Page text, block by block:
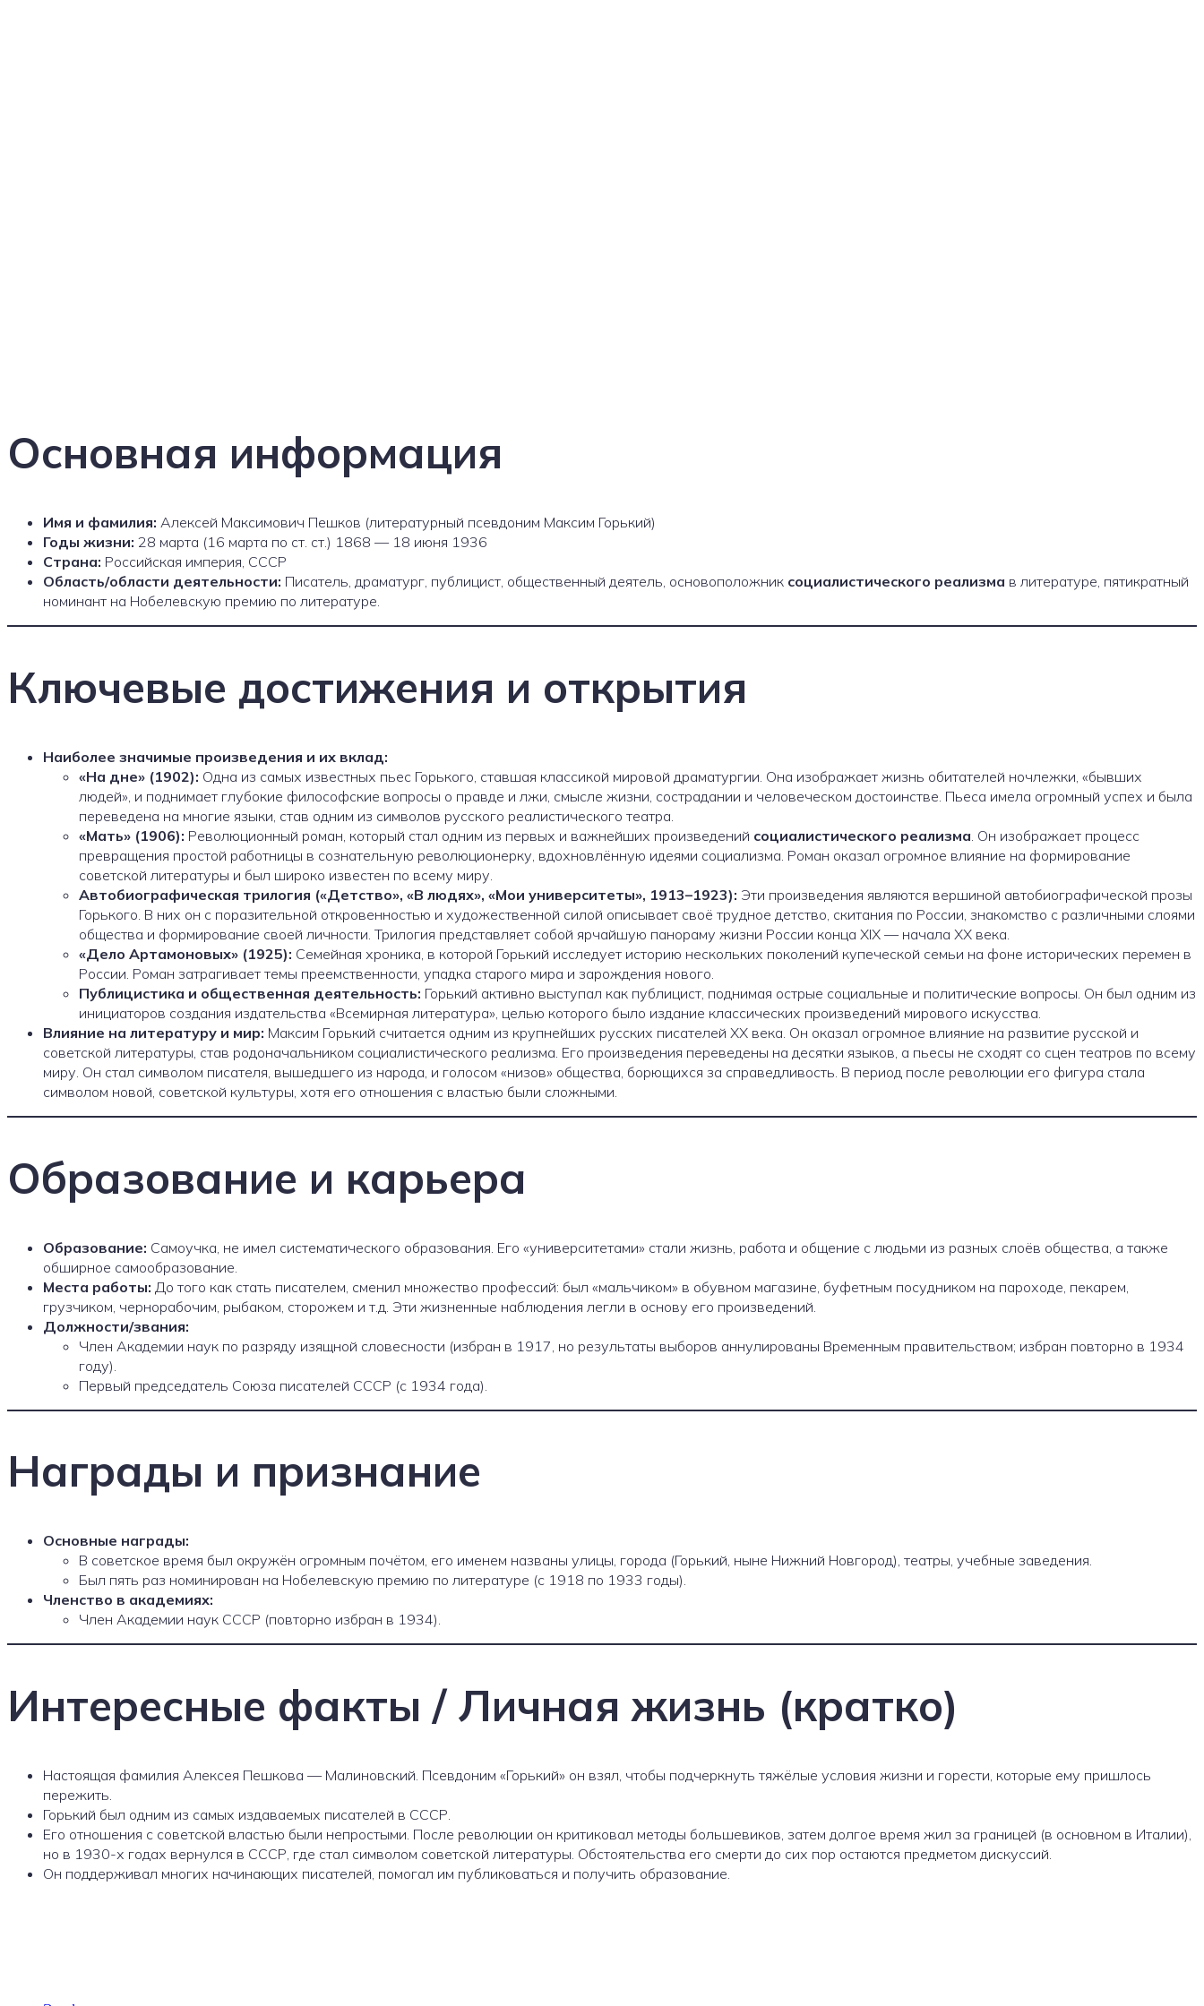
Основная информация
Имя и фамилия: Алексей Максимович Пешков (литературный псевдоним Максим Горький)
Годы жизни: 28 марта (16 марта по ст. ст.) 1868 — 18 июня 1936
Страна: Российская империя, СССР
Область/области деятельности: Писатель, драматург, публицист, общественный деятель, основоположник социалистического реализма в литературе, пятикратный
номинант на Нобелевскую премию по литературе.
Ключевые достижения и открытия
Наиболее значимые произведения и их вклад:
«На дне» (1902): Одна из самых известных пьес Горького, ставшая классикой мировой драматургии. Она изображает жизнь обитателей ночлежки, «бывших
людей», и поднимает глубокие философские вопросы о правде и лжи, смысле жизни, сострадании и человеческом достоинстве. Пьеса имела огромный успех и была
переведена на многие языки, став одним из символов русского реалистического театра.
«Мать» (1906): Революционный роман, который стал одним из первых и важнейших произведений социалистического реализма . Он изображает процесс
превращения простой работницы в сознательную революционерку, вдохновлённую идеями социализма. Роман оказал огромное влияние на формирование
советской литературы и был широко известен по всему миру.
Автобиографическая трилогия («Детство», «В людях», «Мои университеты», 1913–1923): Эти произведения являются вершиной автобиографической прозы
Горького. В них он с поразительной откровенностью и художественной силой описывает своё трудное детство, скитания по России, знакомство с различными слоями
общества и формирование своей личности. Трилогия представляет собой ярчайшую панораму жизни России конца XIX — начала XX века.
«Дело Артамоновых» (1925): Семейная хроника, в которой Горький исследует историю нескольких поколений купеческой семьи на фоне исторических перемен в
России. Роман затрагивает темы преемственности, упадка старого мира и зарождения нового.
Публицистика и общественная деятельность: Горький активно выступал как публицист, поднимая острые социальные и политические вопросы. Он был одним из
инициаторов создания издательства «Всемирная литература», целью которого было издание классических произведений мирового искусства.
Влияние на литературу и мир: Максим Горький считается одним из крупнейших русских писателей XX века. Он оказал огромное влияние на развитие русской и
советской литературы, став родоначальником социалистического реализма. Его произведения переведены на десятки языков, а пьесы не сходят со сцен театров по всему
миру. Он стал символом писателя, вышедшего из народа, и голосом «низов» общества, борющихся за справедливость. В период после революции его фигура стала
символом новой, советской культуры, хотя его отношения с властью были сложными.
Образование и карьера
Образование: Самоучка, не имел систематического образования. Его «университетами» стали жизнь, работа и общение с людьми из разных слоёв общества, а также
обширное самообразование.
Места работы: До того как стать писателем, сменил множество профессий: был «мальчиком» в обувном магазине, буфетным посудником на пароходе, пекарем,
грузчиком, чернорабочим, рыбаком, сторожем и т.д. Эти жизненные наблюдения легли в основу его произведений.
Должности/звания:
Член Академии наук по разряду изящной словесности (избран в 1917, но результаты выборов аннулированы Временным правительством; избран повторно в 1934
году).
Первый председатель Союза писателей СССР (с 1934 года).
Награды и признание
Основные награды:
В советское время был окружён огромным почётом, его именем названы улицы, города (Горький, ныне Нижний Новгород), театры, учебные заведения.
Был пять раз номинирован на Нобелевскую премию по литературе (с 1918 по 1933 годы).
Членство в академиях:
Член Академии наук СССР (повторно избран в 1934).
Интересные факты / Личная жизнь (кратко)
Настоящая фамилия Алексея Пешкова — Малиновский. Псевдоним «Горький» он взял, чтобы подчеркнуть тяжёлые условия жизни и горести, которые ему пришлось
пережить.
Горький был одним из самых издаваемых писателей в СССР.
Его отношения с советской властью были непростыми. После революции он критиковал методы большевиков, затем долгое время жил за границей (в основном в Италии),
но в 1930-х годах вернулся в СССР, где стал символом советской литературы. Обстоятельства его смерти до сих пор остаются предметом дискуссий.
Он поддерживал многих начинающих писателей, помогал им публиковаться и получить образование.